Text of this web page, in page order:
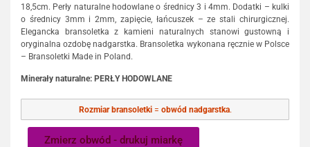
18,5cm. Perły naturalne hodowlane o średnicy 3 i 4mm. Dodatki – kulki
o średnicy 3mm i 2mm, zapięcie, łańcuszek – ze stali chirurgicznej.
Elegancka bransoletka z kamieni naturalnych stanowi gustowną i
oryginalna ozdobę nadgarstka. Bransoletka wykonana ręcznie w Polsce
– Bransoletki Made in Poland.
Minerały naturalne: PERŁY HODOWLANE
Rozmiar bransoletki= obwód nadgarstka.
Zmierz obwód - drukuj miarkę